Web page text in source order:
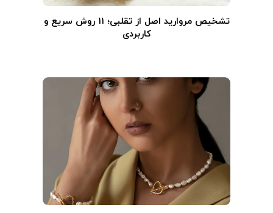
تشخیص مروارید اصل از تقلبی؛ ۱۱ روش سریع و
کاربردی